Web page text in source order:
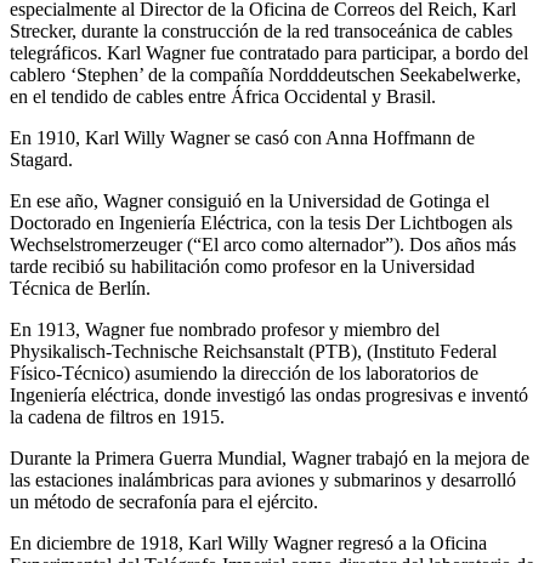
especialmente al Director de la Oficina de Correos del Reich, Karl
Strecker, durante la construcción de la red transoceánica de cables
telegráficos. Karl Wagner fue contratado para participar, a bordo del
cablero ‘Stephen’ de la compañía Nordddeutschen Seekabelwerke,
en el tendido de cables entre África Occidental y Brasil.
En 1910, Karl Willy Wagner se casó con Anna Hoffmann de
Stagard.
En ese año, Wagner consiguió en la Universidad de Gotinga el
Doctorado en Ingeniería Eléctrica, con la tesis Der Lichtbogen als
Wechselstromerzeuger (“El arco como alternador”). Dos años más
tarde recibió su habilitación como profesor en la Universidad
Técnica de Berlín.
En 1913, Wagner fue nombrado profesor y miembro del
Physikalisch-Technische Reichsanstalt (PTB), (Instituto Federal
Físico-Técnico) asumiendo la dirección de los laboratorios de
Ingeniería eléctrica, donde investigó las ondas progresivas e inventó
la cadena de filtros en 1915.
Durante la Primera Guerra Mundial, Wagner trabajó en la mejora de
las estaciones inalámbricas para aviones y submarinos y desarrolló
un método de secrafonía para el ejército.
En diciembre de 1918, Karl Willy Wagner regresó a la Oficina